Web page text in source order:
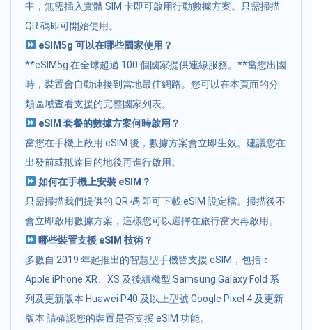
中，無需插入實體 SIM 卡即可啟用行動數據方案。只需掃描
QR 碼即可開始使用。
eSIM5g 可以在哪些國家使用？
**eSIM5g 在全球超過 100 個國家提供連線服務。**當您出國
時，裝置會自動連接到當地最佳網路。您可以在本頁面的分
類區域查看支援的完整國家列表。
eSIM 套餐的數據方案何時啟用？
當您在手機上啟用 eSIM 後，數據方案會立即生效。建議您在
出發前或抵達目的地後再進行啟用。
如何在手機上安裝 eSIM？
只需掃描我們提供的 QR 碼 即可下載 eSIM 設定檔。掃描後不
會立即啟用數據方案，這樣您可以選擇在旅行當天再啟用。
哪些裝置支援 eSIM 技術？
多數自 2019 年起推出的智慧型手機皆支援 eSIM，包括：
Apple iPhone XR、XS 及後續機型 Samsung Galaxy Fold 系
列及更新版本 Huawei P40 及以上型號 Google Pixel 4 及更新
版本 請確認您的裝置是否支援 eSIM 功能。